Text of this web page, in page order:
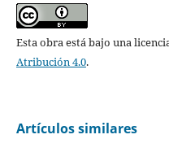
Esta obra está bajo una
Atribución 4.0.
Artículos similares